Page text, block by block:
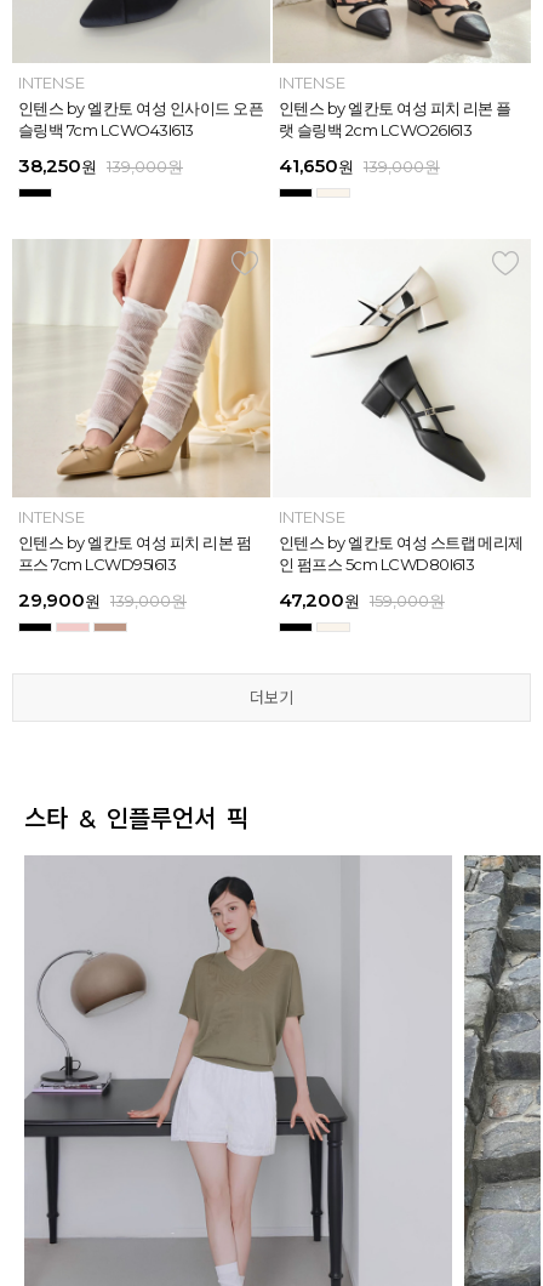
INTENSE
인텐스 by 엘칸토 여성 위빙 스트랩
플랫 샌들 2.5cm LCWW05I626
45,900원 159,000원
MAZZ
마쯔 by 엘칸토 여성 와이드 위빙 크
로스 컴포트 뮬 3.5cm LCWW62M6
45,900원 159,000원
ELCANTO
[EXCLUSIVE] 노엘 엘칸토 여성 젤리
슈즈 2.3cm LCWW01U626
29,000원
MAZZ
마쯔 by 엘칸토 여성 크로스 와이드
스트랩 컴포트 샌들 3.5cm LCWW27
45,900원 159,000원
더보기
INTENSE
인텐스 by 엘칸토 여성 인사이드 오픈
슬링백 7cm LCWO43I613
38,250원 139,000원
INTENSE
인텐스 by 엘칸토 여성 피치 리본 플
랫 슬링백 2cm LCWO26I613
41,650원 139,000원
INTENSE
인텐스 by 엘칸토 여성 피치 리본 펌
프스 7cm LCWD95I613
29,900원 139,000원
INTENSE
인텐스 by 엘칸토 여성 스트랩 메리제
인 펌프스 5cm LCWD80I613
47,200원 159,000원
더보기
MAZZ
마쯔 by 엘칸토 여성 미니버클 캐주얼
로퍼 2.5cm LCWC02M613
28,720원 159,000원
INTENSE
인텐스 by 엘칸토 여성 피치 리본 더
블 스트랩 메리제인 2cm LCWD97I6
45,900원 159,000원
INTENSE
인텐스 by 엘칸토 여성 에나멜 스퀘어
오브제 플랫슈즈 1.5cm LCWD53I613
41,650원 149,000원
INTENSE
인텐스 by 엘칸토 여성 클래식 스트랩
로퍼 2cm LCWD72I613
27,920원 159,000원
더보기
MAZZ
마쯔 by 엘칸토 여성 슈레이스 포인트
고프코어 스니커즈 3cm LCWS03M
31,920원 169,000원
MAZZ
마쯔 by 엘칸토 여성 별자수 어글리
스니커즈 3.5cm LCWS04M613
39,900원 169,000원
MAZZ
마쯔 by 엘칸토 여성 투밴드 고프코어
플랫 캐주얼 2.5cm LCWC97M613
43,200원 159,000원
MAZZ
마쯔 by 엘칸토 여성 데이엔 스니커즈
3.5cm LCWS20M613
71,400원 189,000원
더보기
INTENSE
인텐스 by 엘칸토 여성 위빙 스트랩
플랫 샌들 2.5cm LCWW05I626
45,900원 159,000원
MAZZ
마쯔 by 엘칸토 여성 와이드 위빙 크
로스 컴포트 뮬 3.5cm LCWW62M6
45,900원 159,000원
ELCANTO
[EXCLUSIVE] 노엘 엘칸토 여성 젤리
슈즈 2.3cm LCWW01U626
29,000원
MAZZ
마쯔 by 엘칸토 여성 크로스 와이드
스트랩 컴포트 샌들 3.5cm LCWW27
45,900원 159,000원
더보기
INTENSE
인텐스 by 엘칸토 여성 인사이드 오픈
슬링백 7cm LCWO43I613
38,250원 139,000원
INTENSE
인텐스 by 엘칸토 여성 피치 리본 플
랫 슬링백 2cm LCWO26I613
41,650원 139,000원
INTENSE
인텐스 by 엘칸토 여성 피치 리본 펌
프스 7cm LCWD95I613
29,900원 139,000원
INTENSE
인텐스 by 엘칸토 여성 스트랩 메리제
인 펌프스 5cm LCWD80I613
47,200원 159,000원
더보기
스타 & 인플루언서 픽